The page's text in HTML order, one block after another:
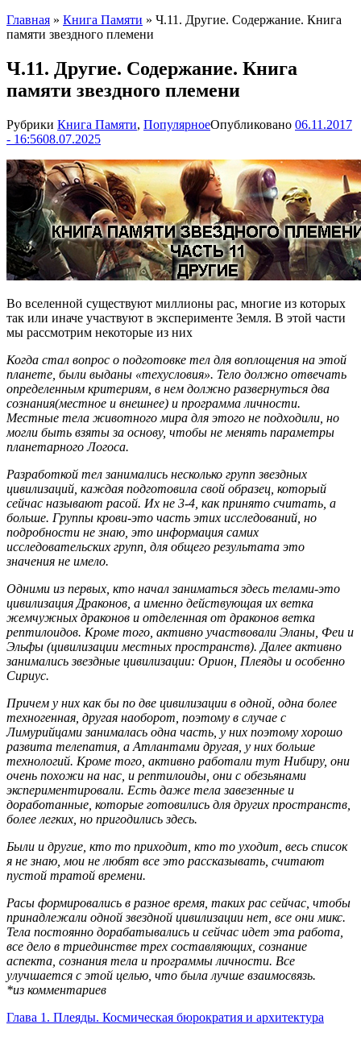
Главная » Книга Памяти » Ч.11. Другие. Содержание. Книга
памяти звездного племени
Ч.11. Другие. Содержание. Книга
памяти звездного племени
Рубрики Книга Памяти, ПопулярноеОпубликовано 06.11.2017
- 16:5608.07.2025
Во вселенной существуют миллионы рас, многие из которых
так или иначе участвуют в эксперименте Земля. В этой части
мы рассмотрим некоторые из них
Когда стал вопрос о подготовке тел для воплощения на этой
планете, были выданы «техусловия». Тело должно отвечать
определенным критериям, в нем должно развернуться два
сознания(местное и внешнее) и программа личности.
Местные тела животного мира для этого не подходили, но
могли быть взяты за основу, чтобы не менять параметры
планетарного Логоса.
Разработкой тел занимались несколько групп звездных
цивилизаций, каждая подготовила свой образец, который
сейчас называют расой. Их не 3-4, как принято считать, а
больше. Группы крови-это часть этих исследований, но
подробности не знаю, это информация самих
исследовательских групп, для общего результата это
значения не имело.
Одними из первых, кто начал заниматься здесь телами-это
цивилизация Драконов, а именно действующая их ветка
жемчужных драконов и отделенная от драконов ветка
рептилоидов. Кроме того, активно участвовали Эланы, Феи и
Эльфы (цивилизации местных пространств). Далее активно
занимались звездные цивилизации: Орион, Плеяды и особенно
Сириус.
Причем у них как бы по две цивилизации в одной, одна более
техногенная, другая наоборот, поэтому в случае с
Лимурийцами занималась одна часть, у них поэтому хорошо
развита телепатия, а Атлантами другая, у них больше
технологий. Кроме того, активно работали тут Нибиру, они
очень похожи на нас, и рептилоиды, они с обезьянами
экспериментировали. Есть даже тела завезенные и
доработанные, которые готовились для других пространств,
более легких, но пригодились здесь.
Были и другие, кто то приходит, кто то уходит, весь список
я не знаю, мои не любят все это рассказывать, считают
пустой тратой времени.
Расы формировались в разное время, таких рас сейчас, чтобы
принадлежали одной звездной цивилизации нет, все они микс.
Тела постоянно дорабатывались и сейчас идет эта работа,
все дело в триединстве трех составляющих, сознание
аспекта, сознания тела и программы личности. Все
улучшается с этой целью, что была лучше взаимосвязь.
*из комментариев
Глава 1. Плеяды. Космическая бюрократия и архитектура